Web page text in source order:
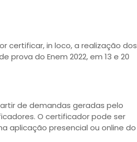
certificar, in loco, a realização dos
do Enem 2022, em 13 e 20
de demandas geradas pelo
O certificador pode ser
aplicação presencial ou online do